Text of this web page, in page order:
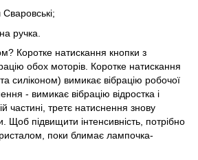
ручка.
Коротке натискання кнопки з
обох моторів. Коротке натискання
силіконом) вимикає вібрацію робочої
- вимикає вібрацію відростка і
частині, третє натиснення знову
Щоб підвищити інтенсивність, потрібно
поки блимає лампочка-